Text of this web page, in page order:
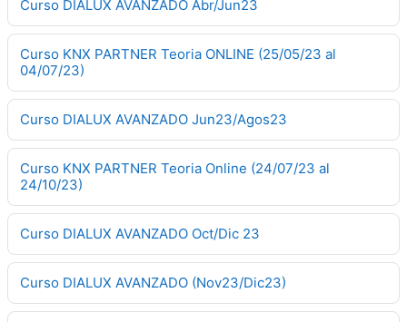
Curso DIALUX AVANZADO Abr/Jun23
Curso KNX PARTNER Teoria ONLINE (25/05/23 al
04/07/23)
Curso DIALUX AVANZADO Jun23/Agos23
Curso KNX PARTNER Teoria Online (24/07/23 al
24/10/23)
Curso DIALUX AVANZADO Oct/Dic 23
Curso DIALUX AVANZADO (Nov23/Dic23)